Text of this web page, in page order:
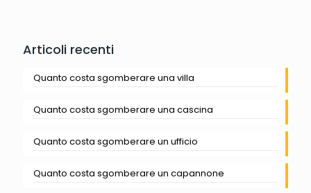
Articoli recenti
Quanto costa sgomberare una villa
Quanto costa sgomberare una cascina
Quanto costa sgomberare un ufficio
Quanto costa sgomberare un capannone